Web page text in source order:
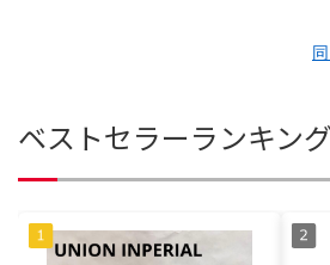
ベストセラーランキン